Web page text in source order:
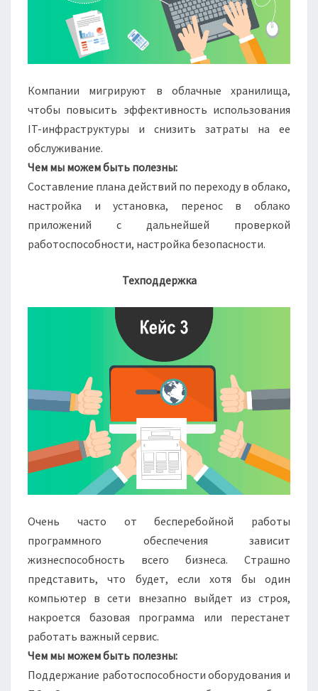
Компании мигрируют в облачные хранилища,
чтобы повысить эффективность использования
IT-инфраструктуры и снизить затраты на ее
обслуживание.
Чем мы можем быть полезны:
Составление плана действий по переходу в облако,
настройка и установка, перенос в облако
приложений с дальнейшей проверкой
работоспособности, настройка безопасности.
Техподдержка
Очень часто от бесперебойной работы
программного обеспечения зависит
жизнеспособность всего бизнеса. Страшно
представить, что будет, если хотя бы один
компьютер в сети внезапно выйдет из строя,
накроется базовая программа или перестанет
работать важный сервис.
Чем мы можем быть полезны:
Поддержание работоспособности оборудования и